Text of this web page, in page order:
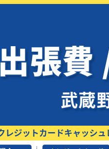
出張費
武蔵